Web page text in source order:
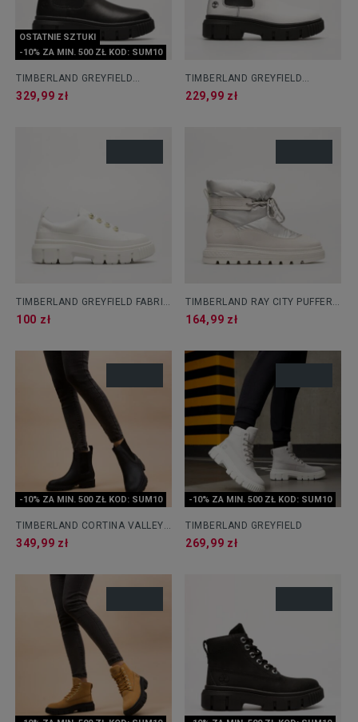
OSTATNIE SZTUKI
-10% ZA MIN. 500 ZŁ KOD: SUM10
TIMBERLAND GREYFIELD
CHELSEA
329,99 zł
TIMBERLAND GREYFIELD
CHELSEA
229,99 zł
TIMBERLAND GREYFIELD FABRIC
OX
100 zł
TIMBERLAND RAY CITY PUFFER
BT WP
164,99 zł
-10% ZA MIN. 500 ZŁ KOD: SUM10
TIMBERLAND CORTINA VALLEY
CHELSEA
349,99 zł
-10% ZA MIN. 500 ZŁ KOD: SUM10
TIMBERLAND GREYFIELD
269,99 zł